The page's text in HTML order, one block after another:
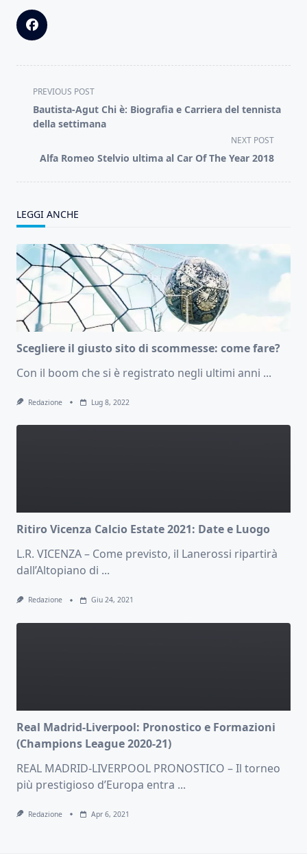
<span
class="nav-
subtitle
reader-
PREVIOUS POST
Bautista-Agut Chi è: Biografia e Carriera del tennista
della settimana
NEXT POST
Alfa Romeo Stelvio ultima al Car Of The Year 2018
LEGGI ANCHE
Scegliere il giusto sito di scommesse: come fare?
Con il boom che si è registrato negli ultimi anni ...
Redazione Lug 8, 2022
Ritiro Vicenza Calcio Estate 2021: Date e Luogo
L.R. VICENZA – Come previsto, il Lanerossi ripartirà
dall’Altopiano di ...
Redazione Giu 24, 2021
Real Madrid-Liverpool: Pronostico e Formazioni
(Champions League 2020-21)
REAL MADRID-LIVERPOOL PRONOSTICO – Il torneo
più prestigioso d’Europa entra ...
Redazione Apr 6, 2021